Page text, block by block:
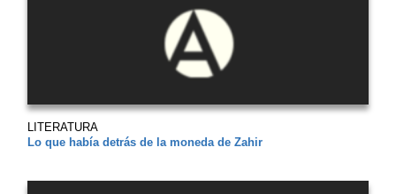
LITERATURA
Lo que había detrás de la moneda de Zahir